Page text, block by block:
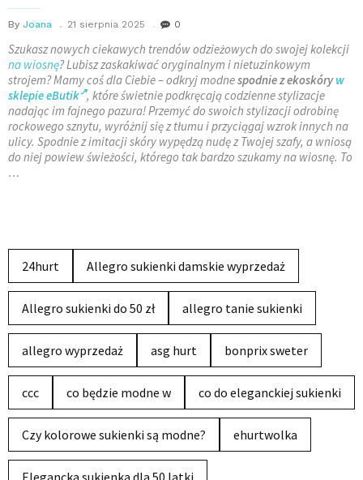
By Joana 21 sierpnia 2025 0
Szukasz nowych ciekawych trendów odzieżowych do swojej kolekcji
na wiosnę? Lubisz zaskakiwać oryginalnym i nietuzinkowym
strojem? Mamy coś dla Ciebie – odkryj modnespodnie z ekoskóryw
sklepie eButik , które świetnie podkręcają codzienne stylizacje
nadając im fajnego pazura! Przemyć do swoich stylizacji odrobinę
rockowego sznytu, wyróżnij się z tłumu i przyciągaj wzrok innych na
ulicy. Spodnie z imitacji skóry wypędzą nudę z Twojej szafy, a wniosą
do niej powiew świeżości, którego tak bardzo szukamy na wiosnę. To
…
24hurt Allegro sukienki damskie wyprzedaż
Allegro sukienki do 50 zł allegro tanie sukienki
allegro wyprzedaż asg hurt bonprix sweter
ccc co będzie modne w co do eleganckiej sukienki
Czy kolorowe sukienki są modne? ehurtwolka
Elegancka sukienka dla 50 latki